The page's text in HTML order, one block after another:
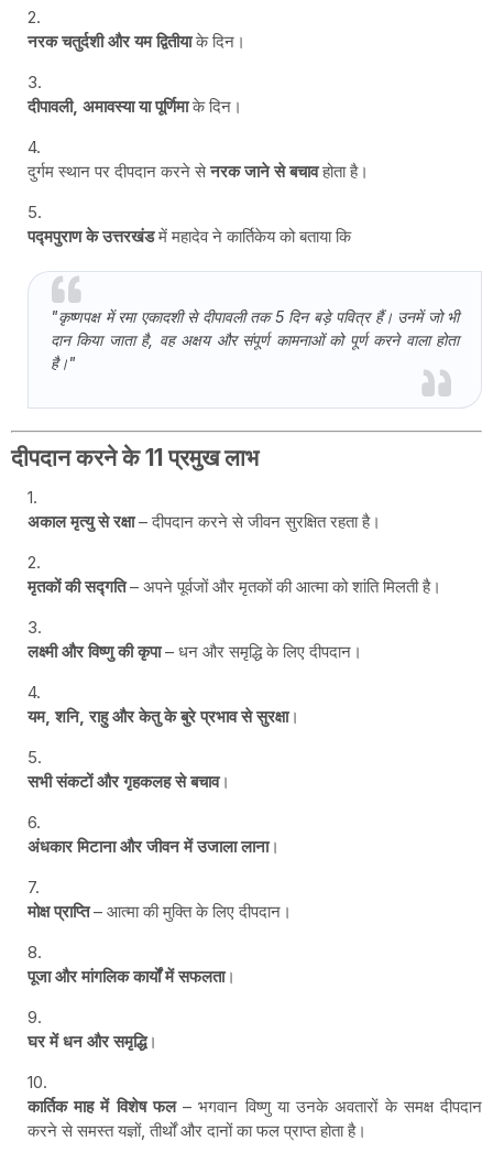
नरक चतुर्दशी और यम द्वितीयाके दिन।
दीपावली, अमावस्या या पूर्णिमाके दिन।
दुर्गम स्थान पर दीपदान करने सेनरक जाने से बचावहोता है।
पद्मपुराण के उत्तरखंडमें महादेव ने कार्तिकेय को बताया कि
"कृष्णपक्ष में रमा एकादशी से दीपावली तक 5 दिन बड़े पवित्र हैं। उनमें जो भी
दान किया जाता है, वह अक्षय और संपूर्ण कामनाओं को पूर्ण करने वाला होता
है।"
दीपदान करने के 11 प्रमुख लाभ
अकाल मृत्यु से रक्षा– दीपदान करने से जीवन सुरक्षित रहता है।
मृतकों की सद्गति– अपने पूर्वजों और मृतकों की आत्मा को शांति मिलती है।
लक्ष्मी और विष्णु की कृपा– धन और समृद्धि के लिए दीपदान।
यम, शनि, राहु और केतु के बुरे प्रभाव से सुरक्षा।
सभी संकटों और गृहकलह से बचाव।
अंधकार मिटाना और जीवन में उजाला लाना।
मोक्ष प्राप्ति– आत्मा की मुक्ति के लिए दीपदान।
पूजा और मांगलिक कार्यों में सफलता।
घर में धन और समृद्धि।
कार्तिक माह में विशेष फल– भगवान विष्णु या उनके अवतारों के समक्ष दीपदान
करने से समस्त यज्ञों, तीर्थों और दानों का फल प्राप्त होता है।